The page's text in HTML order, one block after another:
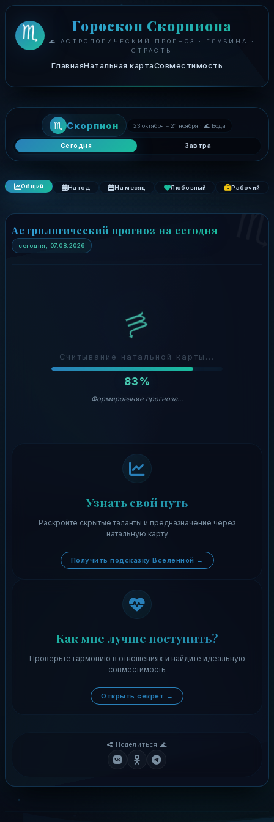
♏ Гороскоп Скорпиона
🌊 АСТРОЛОГИЧЕСКИЙ ПРОГНОЗ · ГЛУБИНА ·
СТРАСТЬ
ГлавнаяНатальная картаСовместимость
♏ Скорпион 23 октября – 21 ноября · 🌊 Вода
Сегодня Завтра
Общий На год На месяц Любовный Рабочий
Астрологический прогноз на сегодня
сегодня, 07.08.2026
♏
Считывание натальной карты...
83%
Формирование прогноза...
Узнать свой путь
Раскройте скрытые таланты и предназначение через
натальную карту
Получить подсказку Вселенной →
Как мне лучше поступить?
Проверьте гармонию в отношениях и найдите идеальную
совместимость
Открыть секрет →
Поделиться 🌊